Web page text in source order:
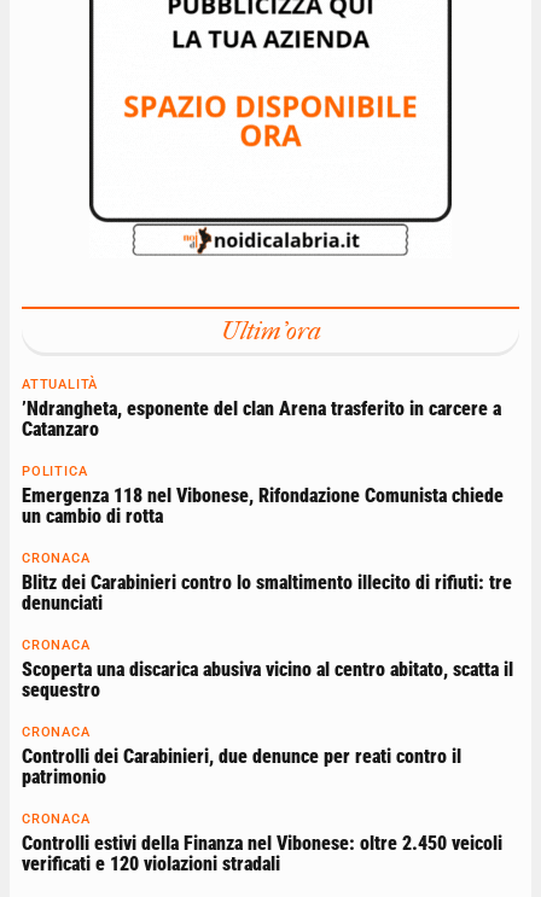
Ultim'ora
ATTUALITÀ
’Ndrangheta, esponente del clan Arena trasferito in carcere a
Catanzaro
POLITICA
Emergenza 118 nel Vibonese, Rifondazione Comunista chiede
un cambio di rotta
CRONACA
Blitz dei Carabinieri contro lo smaltimento illecito di rifiuti: tre
denunciati
CRONACA
Scoperta una discarica abusiva vicino al centro abitato, scatta il
sequestro
CRONACA
Controlli dei Carabinieri, due denunce per reati contro il
patrimonio
CRONACA
Controlli estivi della Finanza nel Vibonese: oltre 2.450 veicoli
verificati e 120 violazioni stradali